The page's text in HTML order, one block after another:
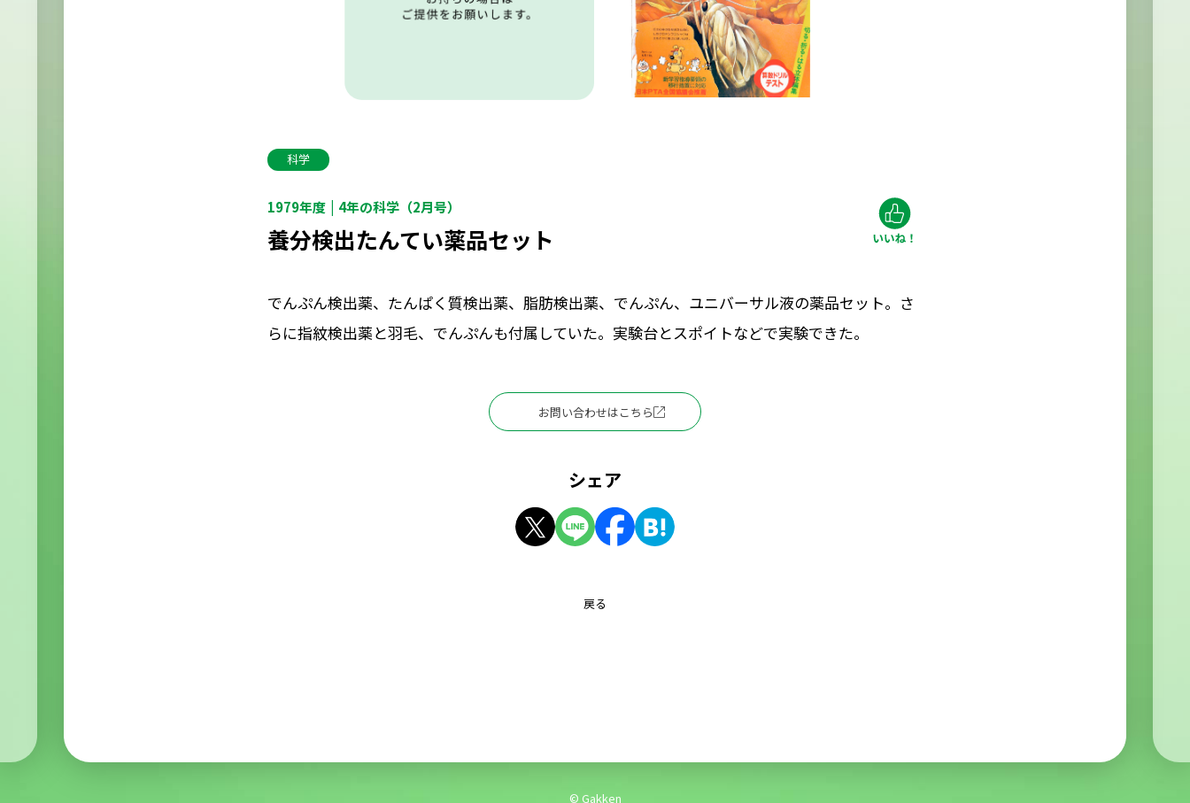
科学
1979年度 4年の科学（2月号）
養分検出たんてい薬品セット
でんぷん検出薬、たんぱく質検出薬、脂肪検出薬、でんぷん、ユニバーサル液の薬品セット。さ
らに指紋検出薬と羽毛、でんぷんも付属していた。実験台とスポイトなどで実験できた。
お問い合わせはこちら
シェア
戻る
© Gakken